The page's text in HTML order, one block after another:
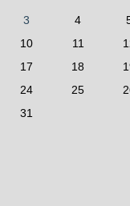
3
4
10
11
17
18
24
25
31